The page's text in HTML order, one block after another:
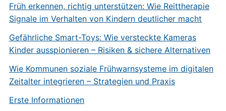
Früh erkennen, richtig unterstützen: Wie Reittherapie
Signale im Verhalten von Kindern deutlicher macht
Gefährliche Smart-Toys: Wie versteckte Kameras
Kinder ausspionieren – Risiken & sichere Alternativen
Wie Kommunen soziale Frühwarnsysteme im digitalen
Zeitalter integrieren – Strategien und Praxis
Erste Informationen